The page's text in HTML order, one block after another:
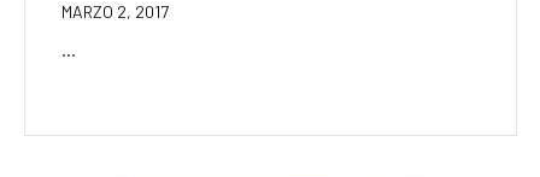
MARZO 2, 2017